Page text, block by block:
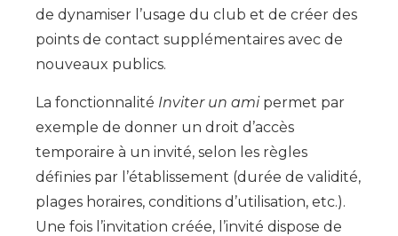
de dynamiser l’usage du club et de créer des
points de contact supplémentaires avec de
nouveaux publics.
La fonctionnalité Inviter un amipermet par
exemple de donner un droit d’accès
temporaire à un invité, selon les règles
définies par l’établissement (durée de validité,
plages horaires, conditions d’utilisation, etc.).
Une fois l’invitation créée, l’invité dispose de